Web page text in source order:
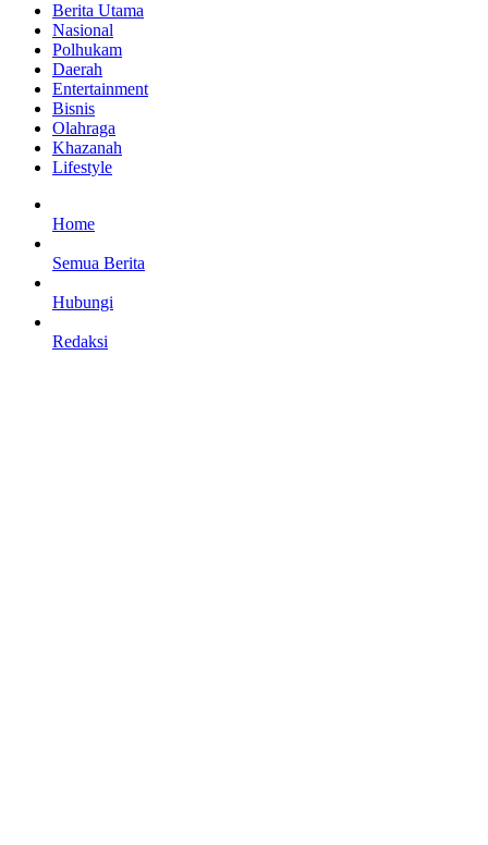
Berita Utama
Nasional
Polhukam
Daerah
Entertainment
Bisnis
Olahraga
Khazanah
Lifestyle
Home
Semua Berita
Hubungi
Redaksi